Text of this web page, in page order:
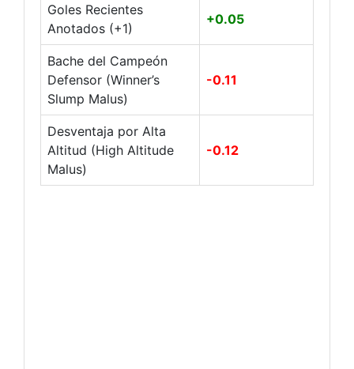
Goles Recientes
Anotados (+1)
+0.05
Bache del Campeón
Defensor (Winner’s
Slump Malus)
-0.11
Desventaja por Alta
Altitud (High Altitude
Malus)
-0.12